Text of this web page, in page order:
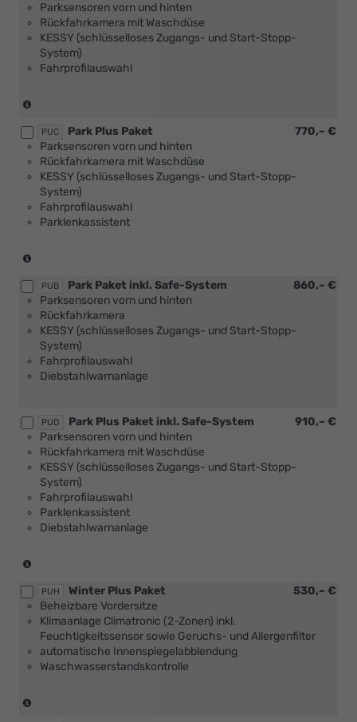
mit
[WQ3]
Design
Selection
Lodge
Selection
Dynamic)
Parksensoren vorn und hinten
Rückfahrkamera mit Waschdüse
KESSY (schlüsselloses Zugangs- und Start-Stopp-
System)
Fahrprofilauswahl
Verbindung
mit
1.0
MPI
59
kW)
PUC 770,– €
Park Plus Paket
Parksensoren vorn und hinten
Rückfahrkamera mit Waschdüse
KESSY (schlüsselloses Zugangs- und Start-Stopp-
System)
Fahrprofilauswahl
Parklenkassistent
Verbindung
mit
1.0
MPI
59
kW)
PUB 860,– €
Park Paket inkl. Safe-System
Parksensoren vorn und hinten
Rückfahrkamera
KESSY (schlüsselloses Zugangs- und Start-Stopp-
System)
Fahrprofilauswahl
Diebstahlwarnanlage
PUD 910,– €
Park Plus Paket inkl. Safe-System
Parksensoren vorn und hinten
Rückfahrkamera mit Waschdüse
KESSY (schlüsselloses Zugangs- und Start-Stopp-
System)
Fahrprofilauswahl
Parklenkassistent
Diebstahlwarnanlage
Verbindung
mit
1.0
MPI
59
kW)
PUH 530,– €
Winter Plus Paket
Beheizbare Vordersitze
Klimaanlage Climatronic (2-Zonen) inkl.
Feuchtigkeitssensor sowie Geruchs- und Allergenfilter
automatische Innenspiegelabblendung
Waschwasserstandskontrolle